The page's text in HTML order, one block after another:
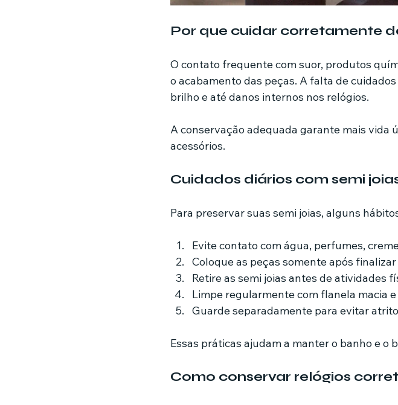
Por que cuidar corretamente
O contato frequente com suor, produtos
o acabamento das peças. A falta de
brilho e até danos internos nos relógios.
A conservação adequada garante mais vida
acessórios.
Cuidados diários com semi
Para preservar suas semi joias, alguns
Evite contato com água, perfumes,
Coloque as peças somente após
Retire as semi joias antes de atividades
Limpe regularmente com flanela macia e
Guarde separadamente para evitar
Essas práticas ajudam a manter o banho e o
Como conservar relógios